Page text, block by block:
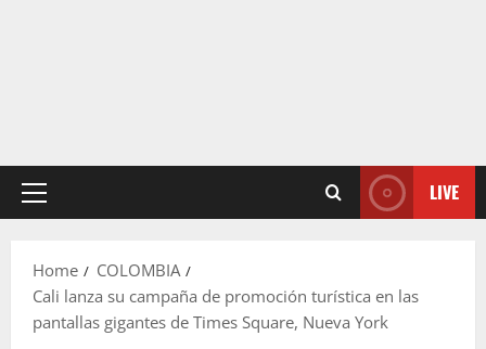
Primary
LIVE
Home
COLOMBIA
Cali lanza su campaña de promoción turística en las
pantallas gigantes de Times Square, Nueva York